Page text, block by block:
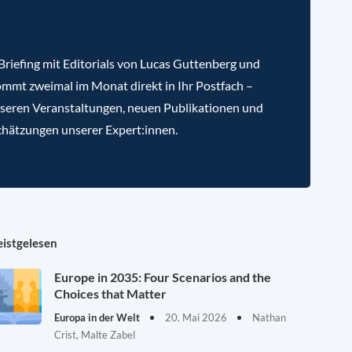
mit Editorials von Lucas Guttenberg und
zweimal im Monat direkt in Ihr Postfach –
Veranstaltungen, neuen Publikationen und
unserer Expert:innen.
Europe in 2035: Four Scenarios and the
Choices that Matter
Europa in der Welt 20. Mai 2026
Nathan
Crist, Malte Zabel